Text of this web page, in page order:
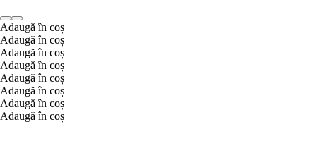
Adaugă în coș
Adaugă în coș
Adaugă în coș
Adaugă în coș
Adaugă în coș
Adaugă în coș
Adaugă în coș
Adaugă în coș